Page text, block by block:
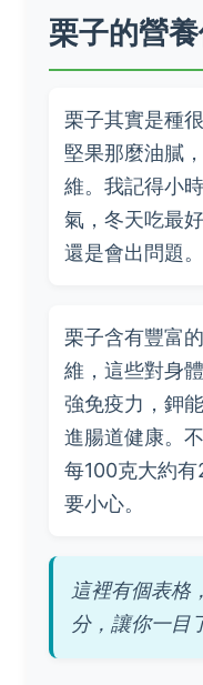
栗子的營
栗子其實是種
堅果那麼油膩
維。我記得小
氣，冬天吃最
還是會出問題。
栗子含有豐富
維，這些對身
強免疫力，鉀
進腸道健康。
每100克大約
要小心。
這裡有個表格
分，讓你一目